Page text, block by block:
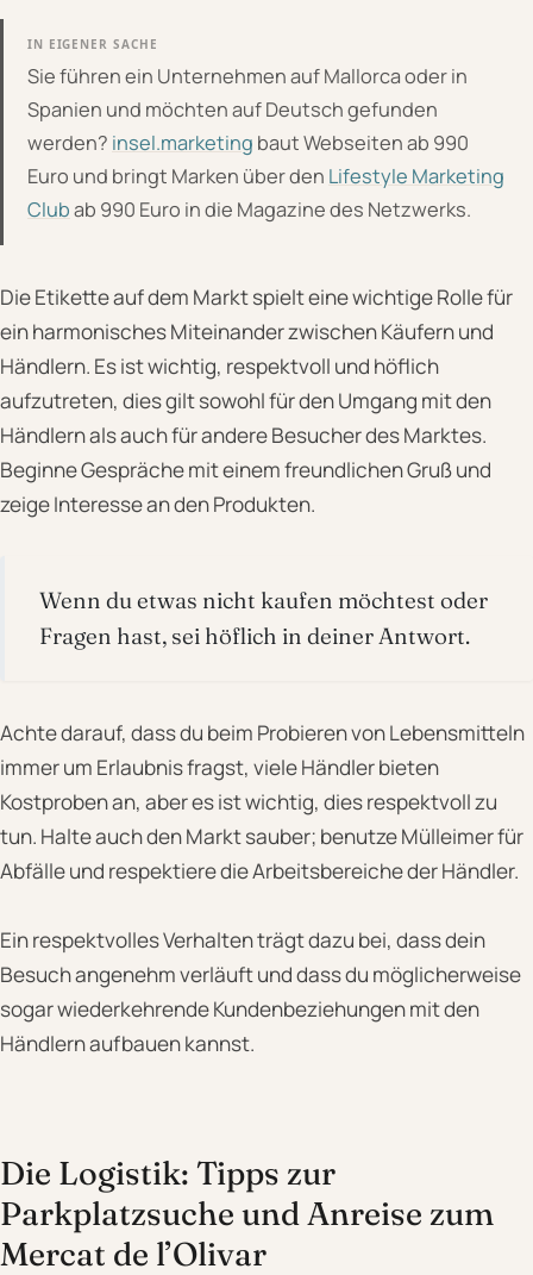
IN EIGENER SACHE
Sie führen ein Unternehmen auf Mallorca oder in
Spanien und möchten auf Deutsch gefunden
werden? insel.marketing baut Webseiten ab 990
Euro und bringt Marken über den Lifestyle Marketing
Clubab 990 Euro in die Magazine des Netzwerks.
Die Etikette auf dem Markt spielt eine wichtige Rolle für
ein harmonisches Miteinander zwischen Käufern und
Händlern. Es ist wichtig, respektvoll und höflich
aufzutreten, dies gilt sowohl für den Umgang mit den
Händlern als auch für andere Besucher des Marktes.
Beginne Gespräche mit einem freundlichen Gruß und
zeige Interesse an den Produkten.
Wenn du etwas nicht kaufen möchtest oder
Fragen hast, sei höflich in deiner Antwort.
Achte darauf, dass du beim Probieren von Lebensmitteln
immer um Erlaubnis fragst, viele Händler bieten
Kostproben an, aber es ist wichtig, dies respektvoll zu
tun. Halte auch den Markt sauber; benutze Mülleimer für
Abfälle und respektiere die Arbeitsbereiche der Händler.
Ein respektvolles Verhalten trägt dazu bei, dass dein
Besuch angenehm verläuft und dass du möglicherweise
sogar wiederkehrende Kundenbeziehungen mit den
Händlern aufbauen kannst.
Die Logistik: Tipps zur
Parkplatzsuche und Anreise zum
Mercat de l’Olivar